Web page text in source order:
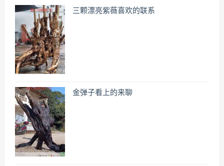
三颗漂亮紫薇喜欢的联系
金弹子看上的来聊